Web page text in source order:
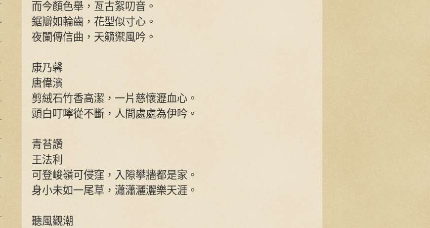
而今顏色舉，亙古絮叨音。
鋸瓣如輪齒，花型似寸心。
夜闌傳信曲，天籟禦風吟。
康乃馨
唐偉濱
剪絨石竹香高潔，一片慈懷瀝血心。
頭白叮嚀從不斷，人間處處為伊吟。
青苔讚
王法利
可登峻嶺可侵窪，入隙攀牆都是家。
身小未如一尾草，瀟瀟灑灑樂天涯。
聽風觀潮